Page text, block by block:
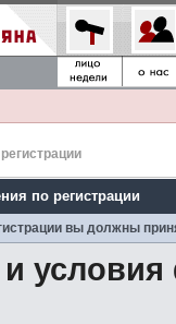
по регистрации
вы должны